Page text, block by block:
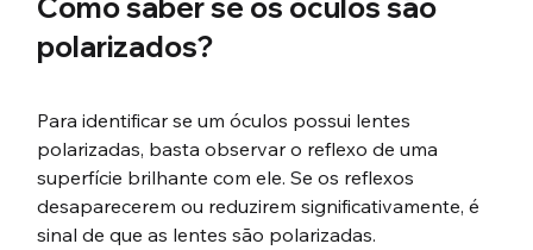
Como saber se os óculos são
polarizados?
Para identificar se um óculos possui lentes
polarizadas, basta observar o reflexo de uma
superfície brilhante com ele. Se os reflexos
desaparecerem ou reduzirem significativamente, é
sinal de que as lentes são polarizadas.